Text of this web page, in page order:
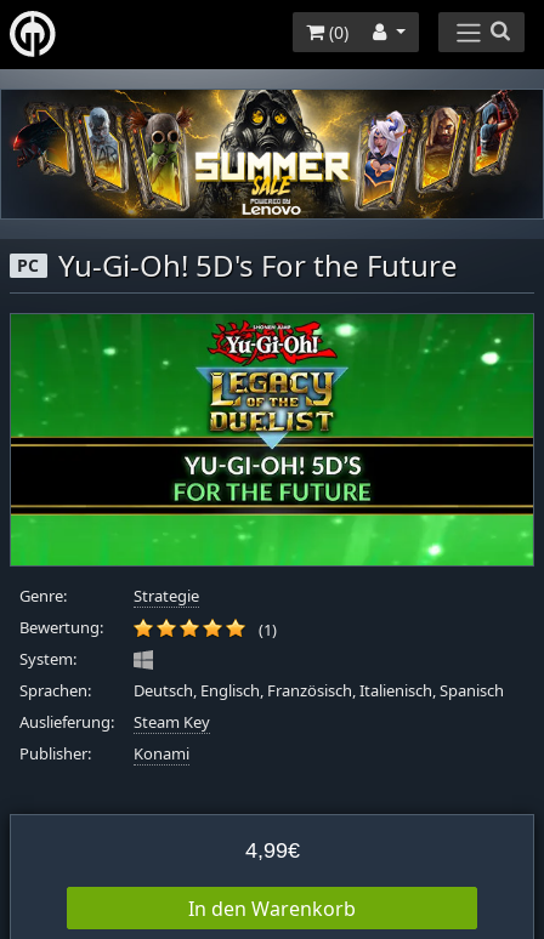
(0)
PC Yu-Gi-Oh! 5D's For the Future
Genre:
Strategie
Bewertung:
(1)
System:
Sprachen:
Deutsch, Englisch, Französisch, Italienisch, Spanisch
Auslieferung:
Steam Key
Publisher:
Konami
4,99€
In den Warenkorb